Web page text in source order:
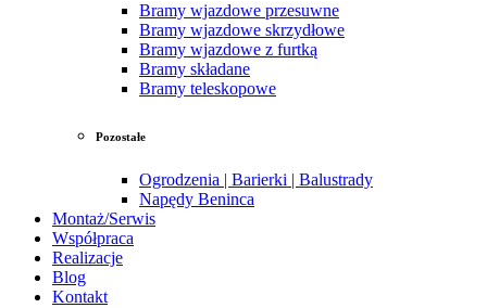
Bramy wjazdowe przesuwne
Bramy wjazdowe skrzydłowe
Bramy wjazdowe z furtką
Bramy składane
Bramy teleskopowe
Pozostałe
Ogrodzenia | Barierki | Balustrady
Napędy Beninca
Montaż/Serwis
Współpraca
Realizacje
Blog
Kontakt